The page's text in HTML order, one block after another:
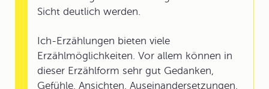
Sicht deutlich werden.
Ich-Erzählungen bieten viele
Erzählmöglichkeiten. Vor allem können in
dieser Erzählform sehr gut Gedanken,
Gefühle, Ansichten, Auseinandersetzungen,